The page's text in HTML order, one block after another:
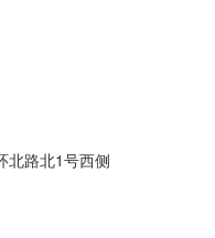
北路北1号西侧